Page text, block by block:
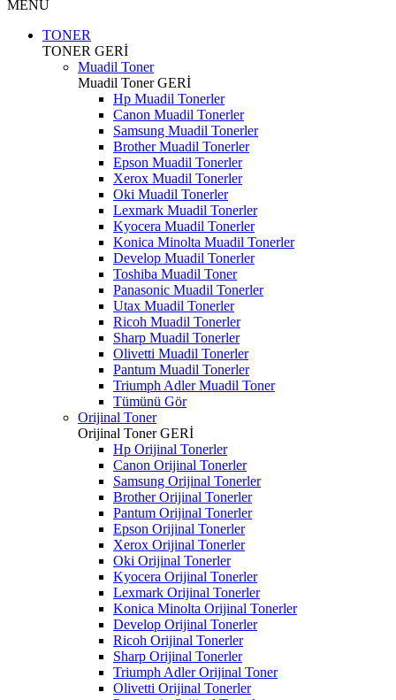
MENÜ
TONER
TONER GERİ
Muadil Toner
Muadil TonerGERİ
Hp Muadil Tonerler
Canon Muadil Tonerler
Samsung Muadil Tonerler
Brother Muadil Tonerler
Epson Muadil Tonerler
Xerox Muadil Tonerler
Oki Muadil Tonerler
Lexmark Muadil Tonerler
Kyocera Muadil Tonerler
Konica Minolta Muadil Tonerler
Develop Muadil Tonerler
Toshiba Muadil Toner
Panasonic Muadil Tonerler
Utax Muadil Tonerler
Ricoh Muadil Tonerler
Sharp Muadil Tonerler
Olivetti Muadil Tonerler
Pantum Muadil Tonerler
Triumph Adler Muadil Toner
Tümünü Gör
Orijinal Toner
Orijinal TonerGERİ
Hp Orijinal Tonerler
Canon Orijinal Tonerler
Samsung Orijinal Tonerler
Brother Orijinal Tonerler
Pantum Orijinal Tonerler
Epson Orijinal Tonerler
Xerox Orijinal Tonerler
Oki Orijinal Tonerler
Kyocera Orijinal Tonerler
Lexmark Orijinal Tonerler
Konica Minolta Orijinal Tonerler
Develop Orijinal Tonerler
Ricoh Orijinal Tonerler
Sharp Orijinal Tonerler
Triumph Adler Orijinal Toner
Olivetti Orijinal Tonerler